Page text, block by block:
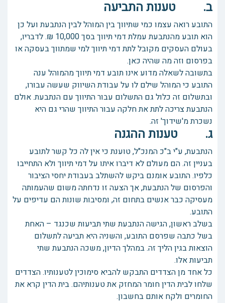
ב. טענות התביעה
התובע רואה עצמו כמי שתיווך בין המוהל לבין הנתבעת ועל כן
הוא תובע מהנתבעת עמלת דמי תיווך בסך 10,000 ₪. לדבריו,
בעולם העסקים מקובל לתת דמי תיווך למי שמתווך בעסקה או
בפרסום וזה מה שהיה כאן.
בתשובה לשאלה מדוע אינו תובע דמי תיווך מהמוהל ענה
התובע כי המוהל שילם לו על עבודת השיווק שעשה עבורו,
ובתשלום זה כלול גם התשלום עבור התיווך עם הנתבעת. אולם
הנתבעת צריכה לתת את חלקה עבור התיווך שהרי גם היא
נשכרת מ'שידוך' זה.
ג. טענות ההגנה
הנתבעת, ע"י ב"כ המנכ"ל, טוענת כי אין לה כל קשר לתובע
בעניין זה. הם מעולם לא דיברו איתו על דמי תיווך ולא התחייבו
כלפיו. התובע אומנם ביקש להשתלב בעבודת יחסי הציבור
והפרסום של הנתבעת, אך הצעה זו נדחתה משום שהעמותה
מעסיקה כבר אנשים בתחום זה, ומסיבות שונות הם עדיפים על
התובע.
בשלב ראשון, הגישה הנתבעת שתי תביעות שכנגד – האחת
בשל כתבה שפרסם התובע, והשניה היא תביעה לתשלום
הוצאות בגין הליך זה. במהלך הדיון, משכה הנתבעת שתי
תביעות אלו.
כל אחד מן הצדדים התבקש להביא סימוכין לטענותיו. הצדדים
שלחו לבית הדין חומר המחזק את טענותיהם. בית הדין קרא את
החומרים ולקח אותם בחשבון.